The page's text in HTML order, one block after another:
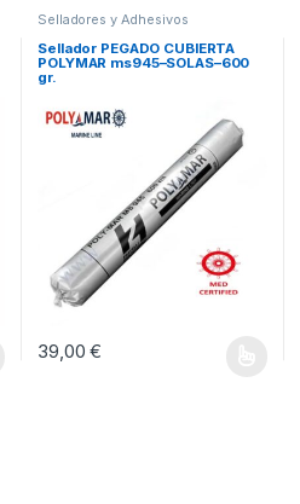
Selladores y Adhesivos
Sellador PEGADO CUBIERTA
POLYMAR ms945–SOLAS–600
gr.
39,00€